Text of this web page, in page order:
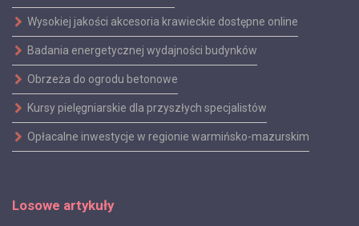
Wysokiej jakości akcesoria krawieckie dostępne online
Badania energetycznej wydajności budynków
Obrzeża do ogrodu betonowe
Kursy pielęgniarskie dla przyszłych specjalistów
Opłacalne inwestycje w regionie warmińsko-mazurskim
Losowe artykuły